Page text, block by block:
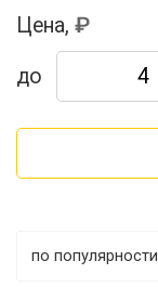
Цена,
до
по популярности